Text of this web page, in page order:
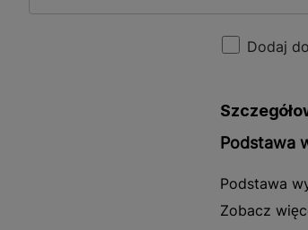
Dodaj
Podstawa
Podstawa
sprawdzi
Zobacz